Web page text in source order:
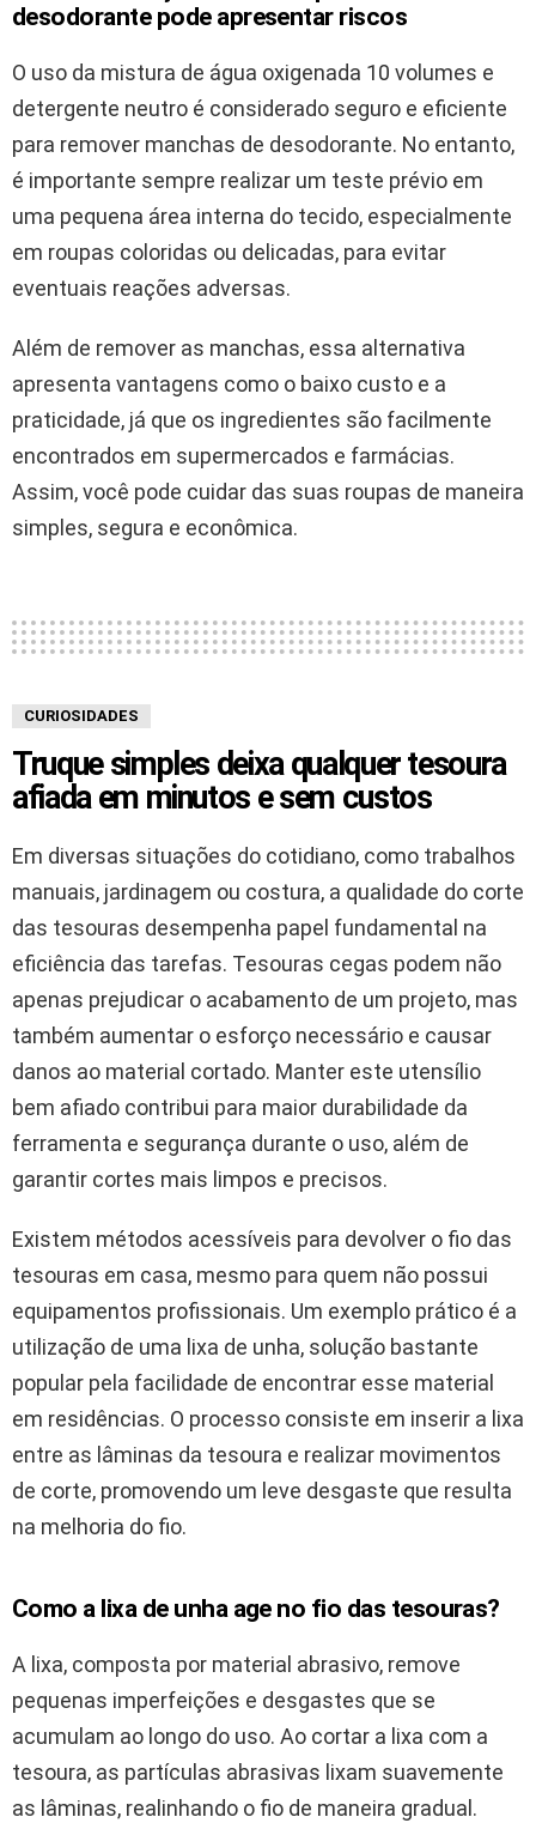
desodorante pode apresentar riscos
O uso da mistura de água oxigenada 10 volumes e
detergente neutro é considerado seguro e eficiente
para remover manchas de desodorante. No entanto,
é importante sempre realizar um teste prévio em
uma pequena área interna do tecido, especialmente
em roupas coloridas ou delicadas, para evitar
eventuais reações adversas.
Além de remover as manchas, essa alternativa
apresenta vantagens como o baixo custo e a
praticidade, já que os ingredientes são facilmente
encontrados em supermercados e farmácias.
Assim, você pode cuidar das suas roupas de maneira
simples, segura e econômica.
CURIOSIDADES
Truque simples deixa qualquer tesoura
afiada em minutos e sem custos
Em diversas situações do cotidiano, como trabalhos
manuais, jardinagem ou costura, a qualidade do corte
das tesouras desempenha papel fundamental na
eficiência das tarefas. Tesouras cegas podem não
apenas prejudicar o acabamento de um projeto, mas
também aumentar o esforço necessário e causar
danos ao material cortado. Manter este utensílio
bem afiado contribui para maior durabilidade da
ferramenta e segurança durante o uso, além de
garantir cortes mais limpos e precisos.
Existem métodos acessíveis para devolver o fio das
tesouras em casa, mesmo para quem não possui
equipamentos profissionais. Um exemplo prático é a
utilização de uma lixa de unha, solução bastante
popular pela facilidade de encontrar esse material
em residências. O processo consiste em inserir a lixa
entre as lâminas da tesoura e realizar movimentos
de corte, promovendo um leve desgaste que resulta
na melhoria do fio.
Como a lixa de unha age no fio das tesouras?
A lixa, composta por material abrasivo, remove
pequenas imperfeições e desgastes que se
acumulam ao longo do uso. Ao cortar a lixa com a
tesoura, as partículas abrasivas lixam suavemente
as lâminas, realinhando o fio de maneira gradual.